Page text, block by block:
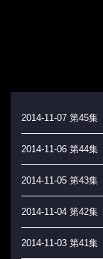
2014-11-07 第45集
2014-11-06 第44集
2014-11-05 第43集
2014-11-04 第42集
2014-11-03 第41集